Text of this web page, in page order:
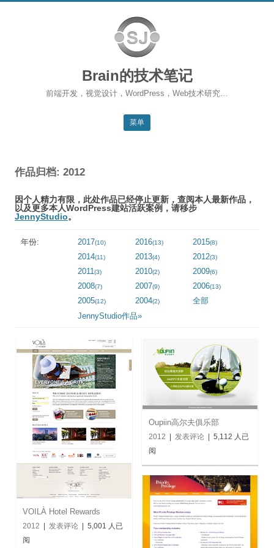
Brain的技术笔记
前端开发，视觉设计，WordPress，Web技术研究…
菜单
WordPress
SEO
视觉/交互设计
杂项研究
关于本站
作品归档: 2012
因个人精力有限，此处作品已经停止更新，查阅本人最新作品，
以及更多本人WordPress建站活跃案例，请移步
JennyStudio。
年份: 2017(10) 2016(13) 2015(8)
2014(11) 2013(4) 2012(3)
2011(3) 2010(2) 2009(6)
2008(7) 2007(9) 2006(13)
2005(12) 2004(2)
全部
JennyStudio作品»
VOILÀ Hotel Rewards
2012 发表评论 | 5,001 人已
阅
Oupiin高尔夫俱乐部
2012 发表评论 | 5,112 人已
阅